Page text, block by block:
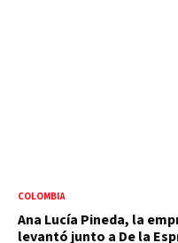
COLOMBIA
Ana Lucía Pineda, la
levantó junto a De la